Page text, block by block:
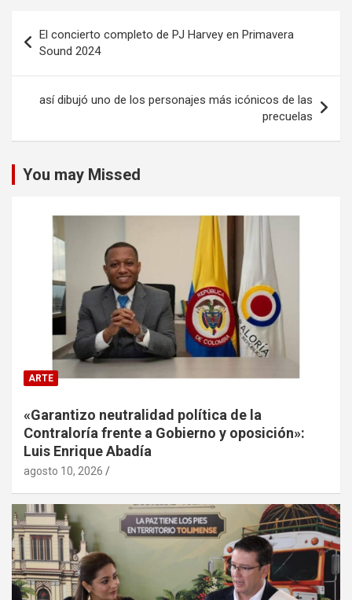
de
entradas
El concierto completo de PJ Harvey en Primavera
Sound 2024
así dibujó uno de los personajes más icónicos de las
precuelas
You may Missed
ARTE
«Garantizo neutralidad política de la
Contraloría frente a Gobierno y oposición»:
Luis Enrique Abadía
agosto 10, 2026